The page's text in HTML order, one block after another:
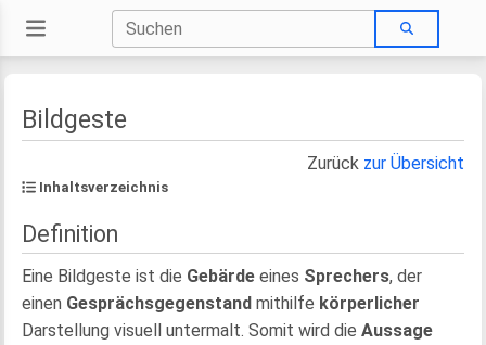
Bildgeste
Zurück zur Übersicht
Inhaltsverzeichnis
Definition
Eine Bildgeste ist die Gebärde eines Sprechers, der
einen Gesprächsgegenstand mithilfe körperlicher
Darstellung visuell untermalt. Somit wird die Aussage